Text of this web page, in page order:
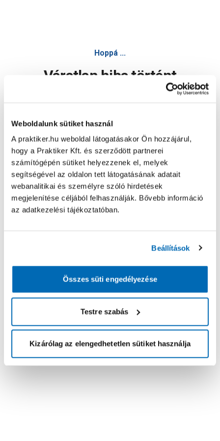
Weboldalunk sütiket használ
A praktiker.hu weboldal látogatásakor Ön hozzájárul,
hogy a Praktiker Kft. és szerződött partnerei
számítógépén sütiket helyezzenek el, melyek
segítségével az oldalon tett látogatásának adatait
webanalitikai és személyre szóló hirdetések
megjelenítése céljából felhasználják. Bővebb információ
az adatkezelési tájékoztatóban.
Beállítások
Összes süti engedélyezése
Testre szabás
Kizárólag az elengedhetetlen sütiket használja
Hoppá ...
Váratlan hiba történt
Oldal újratöltése